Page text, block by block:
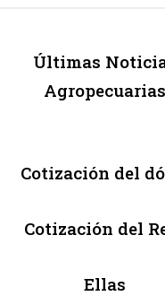
Últimas
Agropecuarias
Cotización del
Cotización del
Ellas